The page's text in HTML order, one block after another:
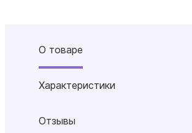
О товаре
Характеристики
Отзывы